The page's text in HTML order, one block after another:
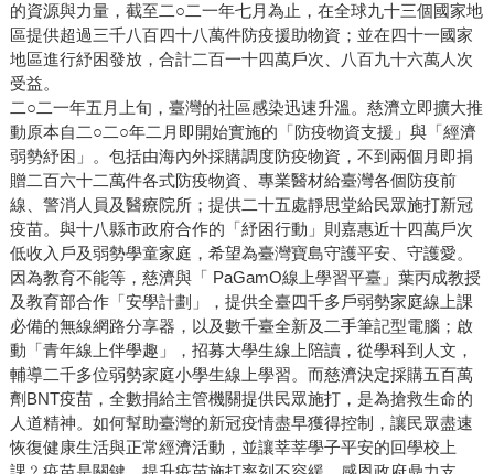
的資源與力量，截至二○二一年七月為止，在全球九十三個國家地
區提供超過三千八百四十八萬件防疫援助物資；並在四十一國家
地區進行紓困發放，合計二百一十四萬戶次、八百九十六萬人次
受益。
二○二一年五月上旬，臺灣的社區感染迅速升溫。慈濟立即擴大推
動原本自二○二○年二月即開始實施的「防疫物資支援」與「經濟
弱勢紓困」。包括由海內外採購調度防疫物資，不到兩個月即捐
贈二百六十二萬件各式防疫物資、專業醫材給臺灣各個防疫前
線、警消人員及醫療院所；提供二十五處靜思堂給民眾施打新冠
疫苗。與十八縣市政府合作的「紓困行動」則嘉惠近十四萬戶次
低收入戶及弱勢學童家庭，希望為臺灣寶島守護平安、守護愛。
因為教育不能等，慈濟與「 PaGamO線上學習平臺」葉丙成教授
及教育部合作「安學計劃」，提供全臺四千多戶弱勢家庭線上課
必備的無線網路分享器，以及數千臺全新及二手筆記型電腦；啟
動「青年線上伴學趣」，招募大學生線上陪讀，從學科到人文，
輔導二千多位弱勢家庭小學生線上學習。而慈濟決定採購五百萬
劑BNT疫苗，全數捐給主管機關提供民眾施打，是為搶救生命的
人道精神。如何幫助臺灣的新冠疫情盡早獲得控制，讓民眾盡速
恢復健康生活與正常經濟活動，並讓莘莘學子平安的回學校上